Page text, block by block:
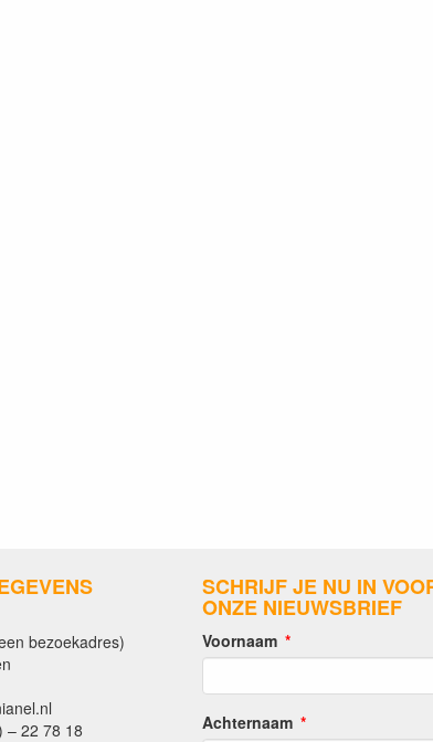
bezoekadres)
– 22 78 18
SCHRIJF JE NU IN
ONZE NIEUWSBRIEF
Voornaam
Achternaam